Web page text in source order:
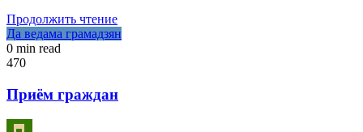
Продолжить чтение
Да ведама грамадзян
0 min read
470
Приём граждан